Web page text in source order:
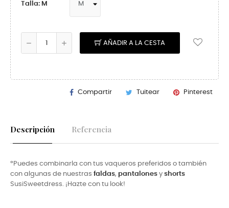
Talla: M
AÑADIR A LA CESTA
Compartir Tuitear Pinterest
Descripción Referencia
ºPuedes combinarla con tus vaqueros preferidos o también
con algunas de nuestras faldas, pantalones y shorts
SusiSweetdress. ¡Hazte con tu look!